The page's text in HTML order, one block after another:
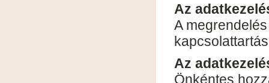
Az
A
Az
Önkéntes